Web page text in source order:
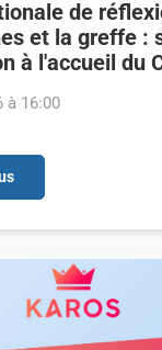
de
et la greffe :
à l'accueil du
à 16:00